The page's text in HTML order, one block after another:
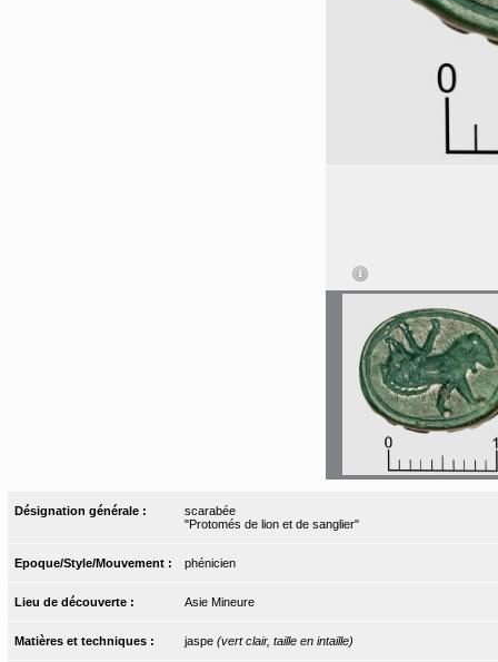
Désignation générale :
scarabée
"Protomés de lion et de sanglier"
Epoque/Style/Mouvement : phénicien
Lieu de découverte : Asie Mineure
Matières et techniques : jaspe (vert clair, taille en intaille)